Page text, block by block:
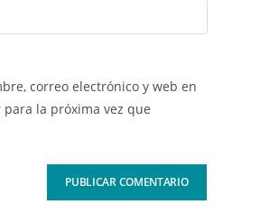
correo electrónico y web en
para la próxima vez que